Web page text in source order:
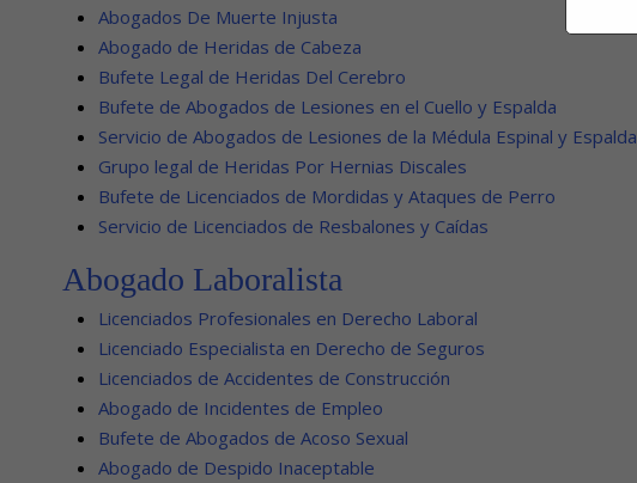
Abogados De Muerte Injusta
Abogado de Heridas de Cabeza
Bufete Legal de Heridas Del Cerebro
Bufete de Abogados de Lesiones en el Cuello y Espalda
Servicio de Abogados de Lesiones de la Médula Espinal y Espalda
Grupo legal de Heridas Por Hernias Discales
Bufete de Licenciados de Mordidas y Ataques de Perro
Servicio de Licenciados de Resbalones y Caídas
Abogado Laboralista
Licenciados Profesionales en Derecho Laboral
Licenciado Especialista en Derecho de Seguros
Licenciados de Accidentes de Construcción
Abogado de Incidentes de Empleo
Bufete de Abogados de Acoso Sexual
Abogado de Despido Inaceptable